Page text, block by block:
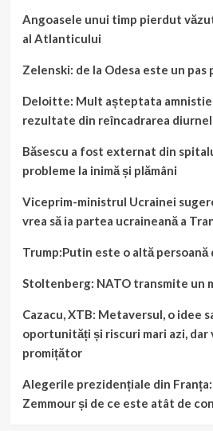
Angoasele unui timp pierdut
al Atlanticului
Zelenski: de la Odesa este un pas
Deloitte: Mult așteptata
rezultate din reîncadrarea
Băsescu a fost externat din
probleme la inimă și plămâni
Viceprim-ministrul Ucrainei
vrea să ia partea ucraineană a
Trump:Putin este o altă
Stoltenberg: NATO transmite un
Cazacu, XTB: Metaversul, o idee
oportunități și riscuri mari azi,
promițător
Alegerile prezidențiale din
Zemmour și de ce este atât de